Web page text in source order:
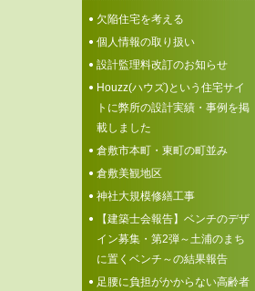
欠陥住宅を考える
個人情報の取り扱い
設計監理料改訂のお知らせ
Houzz(ハウズ)という住宅サイ
トに弊所の設計実績・事例を掲
載しました
倉敷市本町・東町の町並み
倉敷美観地区
神社大規模修繕工事
【建築士会報告】ベンチのデザ
イン募集・第2弾～土浦のまち
に置くベンチ～の結果報告
足腰に負担がかからない高齢者